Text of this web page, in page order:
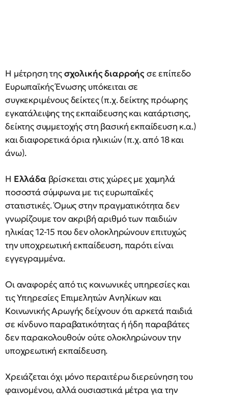
Η μέτρηση τηςσχολικής διαρροήςσε επίπεδο
Ευρωπαϊκής Ένωσης υπόκειται σε
συγκεκριμένους δείκτες (π.χ. δείκτης πρόωρης
εγκατάλειψης της εκπαίδευσης και κατάρτισης,
δείκτης συμμετοχής στη βασική εκπαίδευση κ.α.)
και διαφορετικά όρια ηλικιών (π.χ. από 18 και
άνω).
Η Ελλάδα βρίσκεται στις χώρες με χαμηλά
ποσοστά σύμφωνα με τις ευρωπαϊκές
στατιστικές. Όμως στην πραγματικότητα δεν
γνωρίζουμε τον ακριβή αριθμό των παιδιών
ηλικίας 12-15 που δεν ολοκληρώνουν επιτυχώς
την υποχρεωτική εκπαίδευση, παρότι είναι
εγγεγραμμένα.
Οι αναφορές από τις κοινωνικές υπηρεσίες και
τις Υπηρεσίες Επιμελητών Ανηλίκων και
Κοινωνικής Αρωγής δείχνουν ότι αρκετά παιδιά
σε κίνδυνο παραβατικότητας ή ήδη παραβάτες
δεν παρακολουθούν ούτε ολοκληρώνουν την
υποχρεωτική εκπαίδευση.
Χρειάζεται όχι μόνο περαιτέρω διερεύνηση του
φαινομένου, αλλά ουσιαστικά μέτρα για την